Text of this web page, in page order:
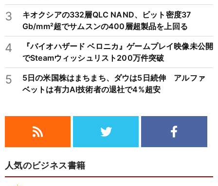
3
キオクシアの332層QLC NAND、ビット密度37
Gb/mm²超でサムスンの400層超製品を上回る
4
『バイオハザード ベロニカ』ゲームプレイ映像未公開
でSteamウィッシュリスト200万件突破
5
5日の米国株はまちまち、ダウは5日続伸 アルファ
ベットは有力AI技術者の退社で4%超安
人気のビジネス書籍